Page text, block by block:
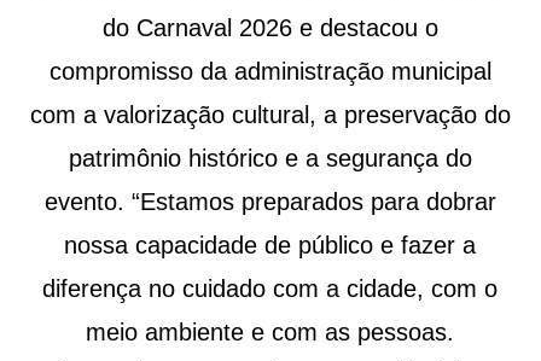
do Carnaval 2026 e destacou o
compromisso da administração municipal
com a valorização cultural, a preservação do
patrimônio histórico e a segurança do
evento. “Estamos preparados para dobrar
nossa capacidade de público e fazer a
diferença no cuidado com a cidade, com o
meio ambiente e com as pessoas.